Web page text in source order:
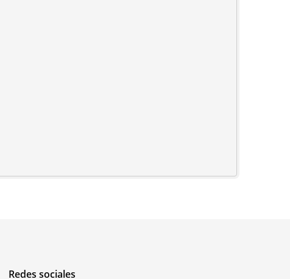
Redes sociales